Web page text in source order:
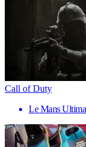
Call of Duty
Le Mans